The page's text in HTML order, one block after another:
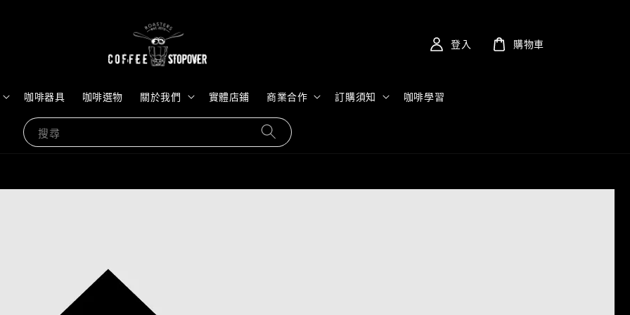
搜尋
咖啡器具 咖啡選物 關於我們 實體店鋪 商業合作 訂購須知 咖啡學習
登入 購物車